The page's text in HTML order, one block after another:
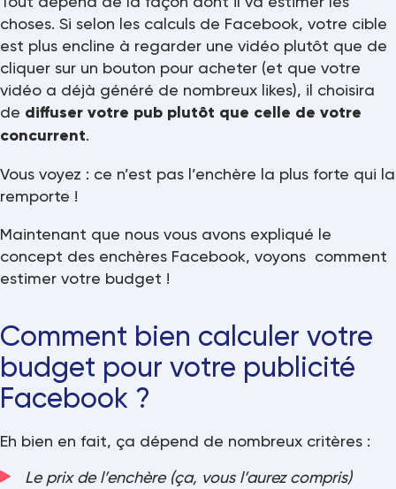
choses. Si selon les calculs de Facebook, votre cible
est plus encline à regarder une vidéo plutôt que de
cliquer sur un bouton pour acheter (et que votre
vidéo a déjà généré de nombreux likes), il choisira
de diffuser votre pub plutôt que celle de votre
concurrent.
Vous voyez : ce n’est pas l’enchère la plus forte qui la
remporte !
Maintenant que nous vous avons expliqué le
concept des enchères Facebook, voyons comment
estimer votre budget !
Comment bien calculer votre
budget pour votre publicité
Facebook ?
Eh bien en fait, ça dépend de nombreux critères :
Le prix de l’enchère (ça, vous l’aurez compris)